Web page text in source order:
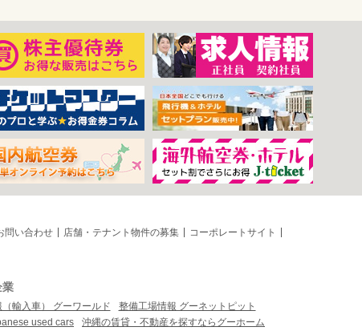
問い合わせ 店舗・テナント物件の募集 コーポレートサイト
業
輸入車） グーワールド
整備工場情報 グーネットピット
used cars
沖縄の賃貸・不動産を探すならグーホーム